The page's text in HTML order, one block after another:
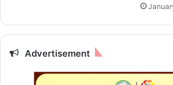
Advertisement